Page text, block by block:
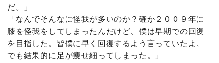
だ。」
「なんでそんなに怪我が多いのか？確か２００９年に
膝を怪我をしてしまったんだけど、僕は早期での回復
を目指した。皆僕に早く回復するよう言っていたよ。
でも結果的に足が痩せ細ってしまった。」